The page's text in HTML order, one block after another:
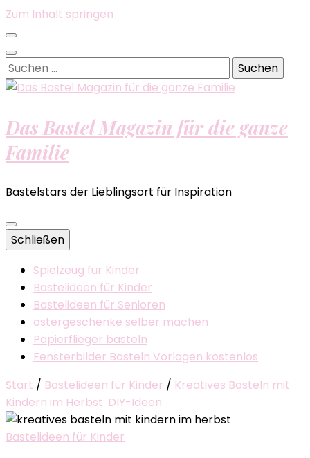
Zum Inhalt springen
Suchen
nach:
Das Bastel Magazin für die ganze
Familie
Bastelstars der Lieblingsort für Inspiration
Schließen
Spielzeug für Kinder
Bastelideen für Kinder
Bastelideen für Senioren
ostergeschenke selber machen
Papierflieger basteln
Fensterbilder Basteln Vorlagen kostenlos
Start / Bastelideen für Kinder / Kreatives Basteln mit
Kindern im Herbst: DIY-Ideen
Bastelideen für Kinder